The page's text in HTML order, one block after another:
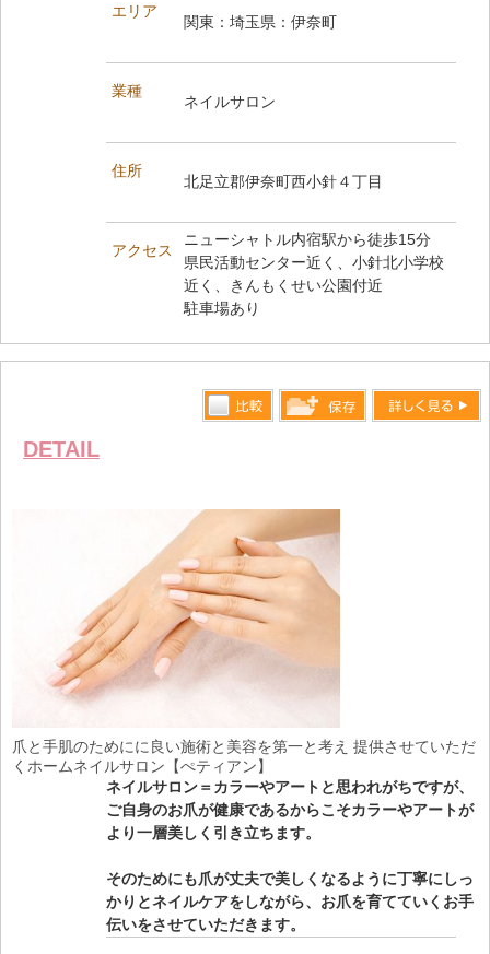
エリア
関東：埼玉県：伊奈町
業種
ネイルサロン
住所
北足立郡伊奈町西小針４丁目
アクセス
ニューシャトル内宿駅から徒歩15分
県民活動センター近く、小針北小学校
近く、きんもくせい公園付近
駐車場あり
DETAIL
します
爪と手肌のためにに良い施術と美容を第一と考え 提供させていただ
くホームネイルサロン【ぺティアン】
ネイルサロン＝カラーやアートと思われがちですが、
ご自身のお爪が健康であるからこそカラーやアートが
より一層美しく引き立ちます。
そのためにも爪が丈夫で美しくなるように丁寧にしっ
かりとネイルケアをしながら、お爪を育てていくお手
伝いをさせていただきます。